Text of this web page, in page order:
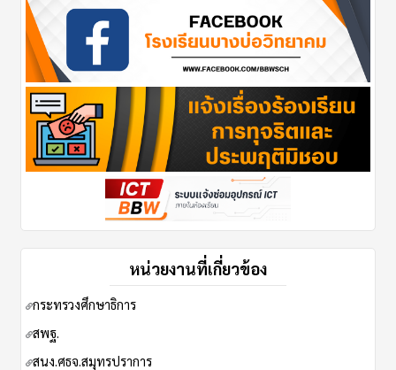
หน่วยงานที่เกี่ยวข้อง
กระทรวงศึกษาธิการ
สพฐ.
สนง.ศธจ.สมุทรปราการ